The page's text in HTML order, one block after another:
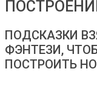
ПОДСКАЗКИ
ФЭНТЕЗИ,
ПОСТРОИТЬ